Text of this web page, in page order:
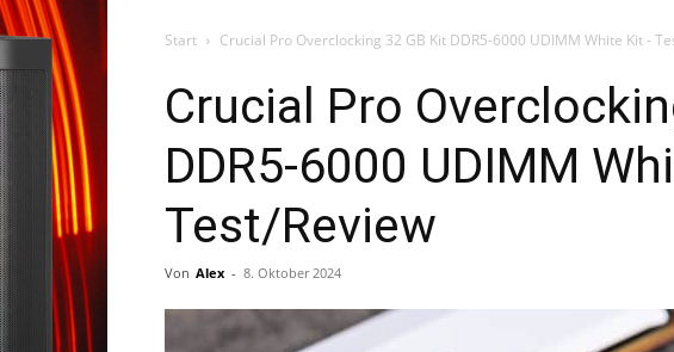
Start Crucial Pro Overclocking 32 GB Kit DDR5-6000 UDIMM White Kit -
Crucial Pro
DDR5-6000 UDIMM
Test/Review
Von Alex - 8. Oktober 2024